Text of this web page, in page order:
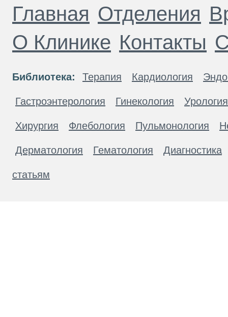
Главная Отделения
О Клинике Контакты
Библиотека: Терапия Кардиология
Гастроэнтерология Гинекология Урология
Хирургия Флебология Пульмонология
Дерматология Гематология Диагностика
статьям